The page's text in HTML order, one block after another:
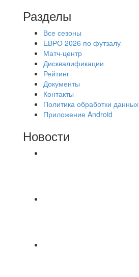
Разделы
Все сезоны
ЕВРО 2026 по футзалу
Матч-центр
Дисквалификации
Рейтинг
Документы
Контакты
Политика обработки данных
Приложение Android
Новости